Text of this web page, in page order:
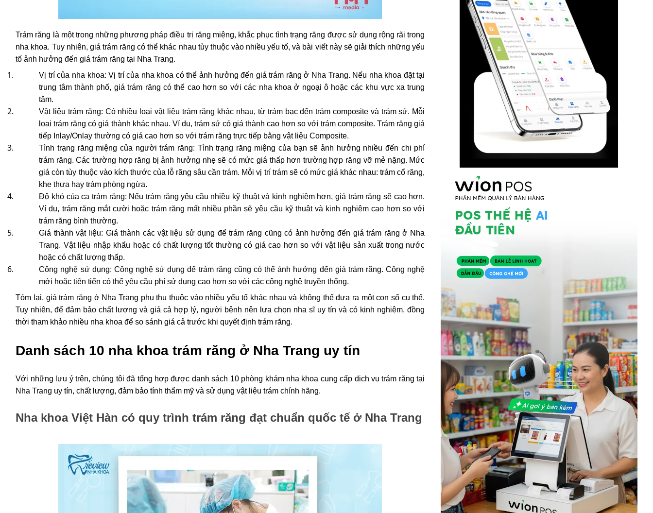
Trám răng là một trong những phương pháp điều trị răng miệng, khắc phục tình trạng răng được sử dụng rộng rãi trong
nha khoa. Tuy nhiên, giá trám răng có thể khác nhau tùy thuộc vào nhiều yếu tố, và bài viết này sẽ giải thích những yếu
tố ảnh hưởng đến giá trám răng tại Nha Trang.
Vị trí của nha khoa: Vị trí của nha khoa có thể ảnh hưởng đến giá trám răng ở Nha Trang. Nếu nha khoa đặt tại
trung tâm thành phố, giá trám răng có thể cao hơn so với các nha khoa ở ngoại ô hoặc các khu vực xa trung
tâm.
Vật liệu trám răng: Có nhiều loại vật liệu trám răng khác nhau, từ trám bạc đến trám composite và trám sứ. Mỗi
loại trám răng có giá thành khác nhau. Ví dụ, trám sứ có giá thành cao hơn so với trám composite. Trám răng giá
tiếp Inlay/Onlay thường có giá cao hơn so với trám răng trực tiếp bằng vật liệu Composite.
Tình trạng răng miệng của người trám răng: Tình trạng răng miệng của bạn sẽ ảnh hưởng nhiều đến chi phí
trám răng. Các trường hợp răng bị ảnh hưởng nhẹ sẽ có mức giá thấp hơn trường hợp răng vỡ mẻ nặng. Mức
giá còn tùy thuộc vào kích thước của lỗ răng sâu cần trám. Mỗi vị trí trám sẽ có mức giá khác nhau: trám cổ răng,
khe thưa hay trám phòng ngừa.
Độ khó của ca trám răng: Nếu trám răng yêu cầu nhiều kỹ thuật và kinh nghiệm hơn, giá trám răng sẽ cao hơn.
Ví dụ, trám răng mắt cười hoặc trám răng mất nhiều phần sẽ yêu cầu kỹ thuật và kinh nghiệm cao hơn so với
trám răng bình thường.
Giá thành vật liệu: Giá thành các vật liệu sử dụng để trám răng cũng có ảnh hưởng đến giá trám răng ở Nha
Trang. Vật liệu nhập khẩu hoặc có chất lượng tốt thường có giá cao hơn so với vật liệu sản xuất trong nước
hoặc có chất lượng thấp.
Công nghệ sử dụng: Công nghệ sử dụng để trám răng cũng có thể ảnh hưởng đến giá trám răng. Công nghệ
mới hoặc tiên tiến có thể yêu cầu phí sử dụng cao hơn so với các công nghệ truyền thống.
Tóm lại, giá trám răng ở Nha Trang phụ thu thuộc vào nhiều yếu tố khác nhau và không thể đưa ra một con số cụ thể.
Tuy nhiên, để đảm bảo chất lượng và giá cả hợp lý, người bệnh nên lựa chọn nha sĩ uy tín và có kinh nghiệm, đồng
thời tham khảo nhiều nha khoa để so sánh giá cả trước khi quyết định trám răng.
Danh sách 10 nha khoa trám răng ở Nha Trang uy tín
Với những lưu ý trên, chúng tôi đã tổng hợp được danh sách 10 phòng khám nha khoa cung cấp dịch vụ trám răng tại
Nha Trang uy tín, chất lượng, đảm bảo tính thẩm mỹ và sử dụng vật liệu trám chính hãng.
Nha khoa Việt Hàn có quy trình trám răng đạt chuẩn quốc tế ở Nha Trang